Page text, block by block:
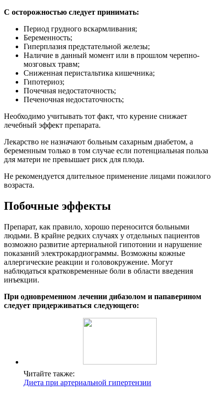
С осторожностью следует принимать:
Период грудного вскармливания;
Беременность;
Гиперплазия предстательной железы;
Наличие в данный момент или в прошлом черепно-
мозговых травм;
Сниженная перистальтика кишечника;
Гипотериоз;
Почечная недостаточность;
Печеночная недостаточность;
Необходимо учитывать тот факт, что курение снижает
лечебный эффект препарата.
Лекарство не назначают больным сахарным диабетом, а
беременным только в том случае если потенциальная польза
для матери не превышает риск для плода.
Не рекомендуется длительное применение лицами пожилого
возраста.
Побочные эффекты
Препарат, как правило, хорошо переносится больными
людьми. В крайне редких случаях у отдельных пациентов
возможно развитие артериальной гипотонии и нарушение
показаний электрокардиограммы. Возможны кожные
аллергические реакции и головокружение. Могут
наблюдаться кратковременные боли в области введения
инъекции.
При одновременном лечении дибазолом и папаверином
следует придерживаться следующего:
Читайте также:
Диета при артериальной гипертензии